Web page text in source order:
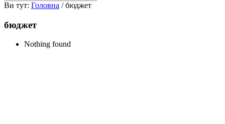
Ви тут: Головна /бюджет
бюджет
Nothing found